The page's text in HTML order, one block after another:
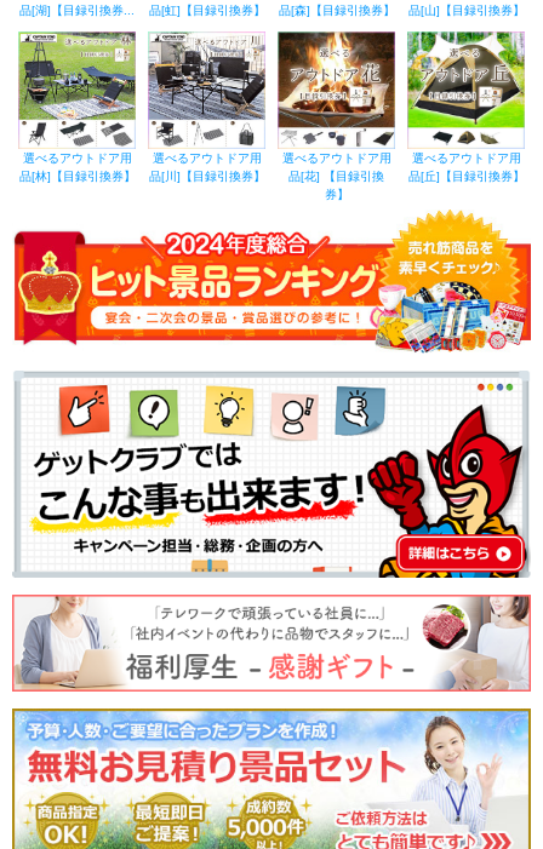
品[湖]【目録引換券...
品[虹]【目録引換券】
品[森]【目録引換券】
品[山]【目録引換券】
選べるアウトドア用
品[林]【目録引換券】
選べるアウトドア用
品[川]【目録引換券】
選べるアウトドア用
品[花] 【目録引換
券】
選べるアウトドア用
品[丘]【目録引換券】